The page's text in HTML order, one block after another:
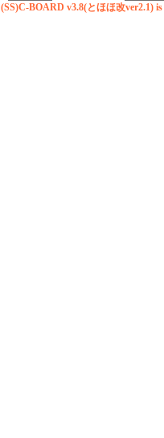
(SS)C-BOARD v3.8(とほほ改ver2.1) is